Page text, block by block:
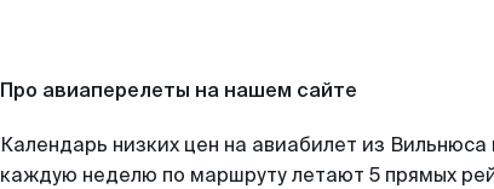
Про авиаперелеты на нашем сайте
Календарь низких цен на авиабилет из
каждую неделю по маршруту летают 5 прямых